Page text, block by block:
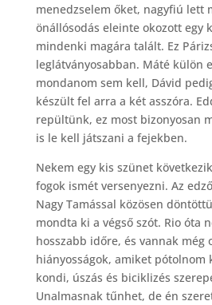
menedzselem őket, nagyfiú lett
önállósodás eleinte okozott egy
mindenki magára talált. Ez
leglátványosabban. Máté külön
mondanom sem kell, Dávid
készült fel arra a két asszóra.
repültünk, ez most bizonyosan
is le kell játszani a fejekben.
Nekem egy kis szünet
fogok ismét versenyezni. Az
Nagy Tamással közösen
mondta ki a végső szót. Rio óta
hosszabb időre, és vannak még
hiányosságok, amiket pótolnom
kondi, úszás és biciklizés
Unalmasnak tűnhet, de én